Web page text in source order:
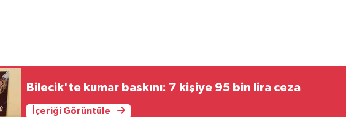
Bilecik'te kumar baskını: 7 kişiye 95 bin lira ceza
İçeriği Görüntüle